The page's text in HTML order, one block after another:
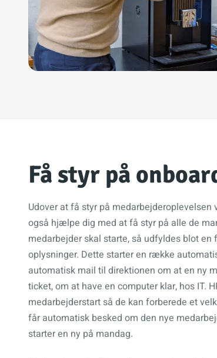
Få styr på
Udover at få styr på
også hjælpe dig med at få styr på alle de
medarbejder skal starte, så udfyldes blot
oplysninger. Dette starter en række
automatisk mail til direktionen om at en ny
ticket, om at have en computer klar, hos IT.
medarbejderstart så de kan forberede et
får automatisk besked om den nye
starter en ny på mandag.